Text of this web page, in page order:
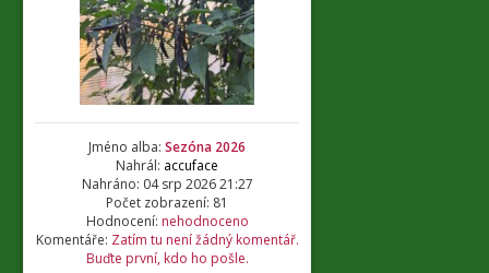
Jméno alba: Sezóna 2026
Nahrál: accuface
Nahráno: 04 srp 2026 21:27
Počet zobrazení: 81
Hodnocení: nehodnoceno
Komentáře: Zatím tu není žádný komentář.
Buďte první, kdo ho pošle.